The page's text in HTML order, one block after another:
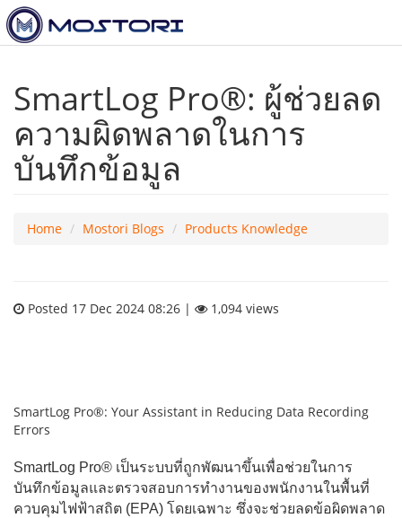
SmartLog Pro®: ผู้ช่วยลด
ความผิดพลาดในการ
บันทึกข้อมูล
Home Mostori Blogs Products Knowledge
Posted 17 Dec 2024 08:26 | 1,094 views
SmartLog Pro®: Your Assistant in Reducing Data Recording
Errors
SmartLog Pro® เป็นระบบที่ถูกพัฒนาขึ้นเพื่อช่วยในการ
บันทึกข้อมูลและตรวจสอบการทำงานของพนักงานในพื้นที่
ควบคุมไฟฟ้าสถิต (EPA) โดยเฉพาะ ซึ่งจะช่วยลดข้อผิดพลาด